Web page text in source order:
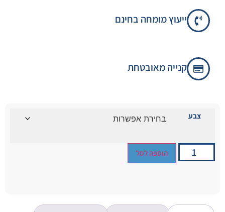
ייעוץ מומחה בחינם
קנייה מאובטחת
צבע
הוספה לסל